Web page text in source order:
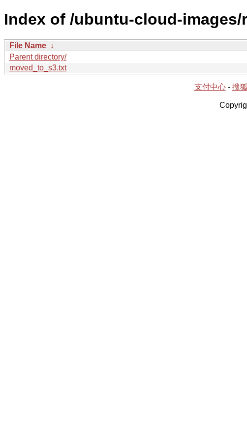
Index of /ubuntu-cloud-images/
File Name ↓
Parent directory/
moved_to_s3.txt
支付中心- 搜